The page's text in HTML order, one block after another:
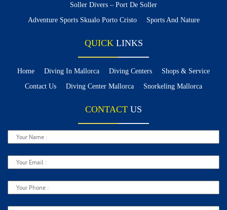
Soller Divers – Port De Soller
Adventure Sports Skualo Porto Cristo
Sports And Nature
QUICK LINKS
Home Diving In Mallorca Diving Centers
Shops & Service
Contact Us
Diving Center Mallorca Snorkeling Mallorca
CONTACT US